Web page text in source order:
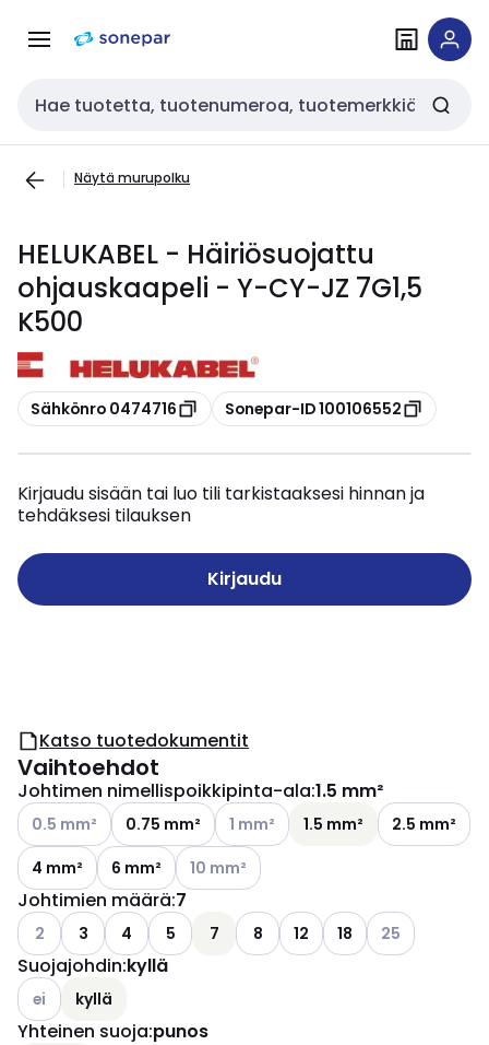
navigointiinsisältöön
Haku
Näytä murupolku
HELUKABEL - Häiriösuojattu
ohjauskaapeli - Y-CY-JZ 7G1,5
K500
Kopioi
Sähkönro 0474716 Kopioi
Sonepar-ID 100106552
Kirjaudu sisään tai luo tili tarkistaaksesi hinnan ja
tehdäksesi tilauksen
Kirjaudu
Katso tuotedokumentit
Vaihtoehdot
Johtimen nimellispoikkipinta-ala:1.5 mm²
Katso käytettävissä olevat vaihtoehdot
0.5 mm² 0.75 mm² Katso käytettävissä olevat
1 mm² 1.5 mm²
2.5 mm²
4 mm²
6 mm² Katso käytettävissä olevat vaihtoehdot
10 mm²
Johtimien määrä:7
Katso käytettävissä olevat vaihtoehdot
2 3 4 5 7 8 12 18 Katso
25
Suojajohdin:kyllä
Katso käytettävissä olevat vaihtoehdot
ei kyllä
Yhteinen suoja:punos